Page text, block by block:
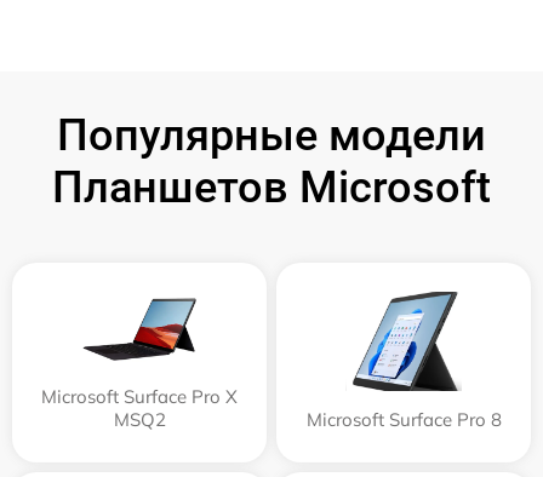
Популярные модели
Планшетов Microsoft
Microsoft Surface Pro X
MSQ2
Microsoft Surface Pro 8